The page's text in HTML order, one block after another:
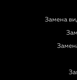
Замена